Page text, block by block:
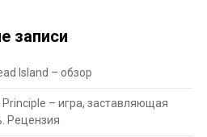
записи
Island – обзор
Principle – игра, заставляющая
Рецензия